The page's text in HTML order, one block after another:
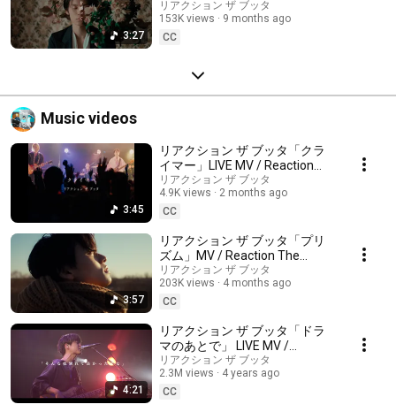
3:27
Buttha - Wrapped in Love
リアクション ザ ブッタ
153K views
9 months ago
CC
Music videos
3:45
リアクション ザ ブッタ「クラ
イマー」LIVE MV / Reaction
The Buttha - Climber
リアクション ザ ブッタ
4.9K views
2 months ago
CC
3:57
リアクション ザ ブッタ「プリ
ズム」MV / Reaction The
Buttha - Prizm
リアクション ザ ブッタ
203K views
4 months ago
CC
4:21
リアクション ザ ブッタ「ドラ
マのあとで」 LIVE MV /
Reaction The Buttha - Dorama
no atode (After the drama)
リアクション ザ ブッタ
2.3M views
4 years ago
CC